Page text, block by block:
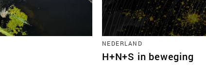
NEDERLAND
H+N+S in beweging